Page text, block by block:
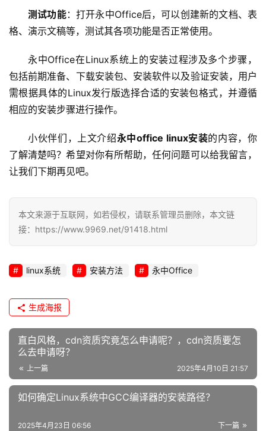
测试功能：打开永中Office后，可以创建新的文档、表
格、演示文稿等，测试其各项功能是否正常使用。
永中Office在Linux系统上的安装过程涉及多个步骤，
包括前期准备、下载安装包、安装软件以及验证安装，用户
需根据具体的Linux发行版选择合适的安装包格式，并遵循
相应的安装步骤进行操作。
小伙伴们，上文介绍永中office linux安装的内容，你
了解清楚吗？希望对你有所帮助，任何问题可以给我留言，
让我们下期再见吧。
本文来源于互联网，如若侵权，请联系管理员删除，本文链
接：https://www.9969.net/91418.html
linux系统 安装方法 永中Office
生成海报
直白风格，cdn资质究竟怎么申请呢？，cdn资质要怎
么去申请呀？
上一篇 2025年4月10日 21:57
如何确定Linux系统中GCC编译器的安装路径？
下一篇
2025年4月23日 06:56